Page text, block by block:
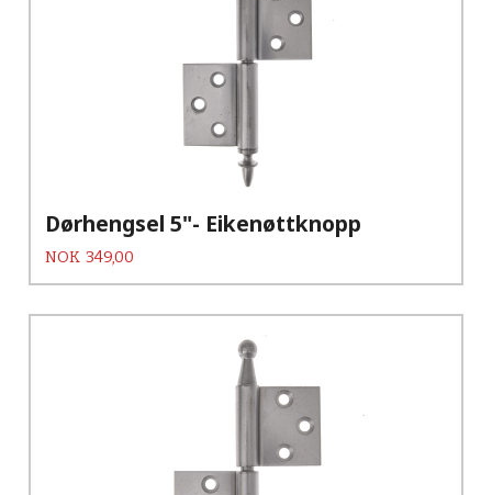
Dørhengsel 5"- Eikenøttknopp
Pris
NOK 349,00